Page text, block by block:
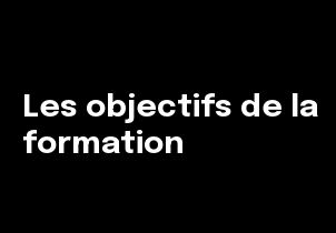
Les objectifs de la
formation